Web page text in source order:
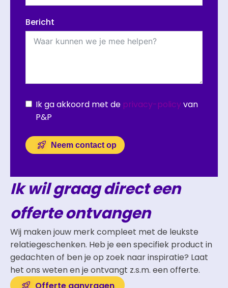
Bericht
Ik ga akkoord met de privacy-policyvan
P&P
Neem contact op
Ik wil graag direct een
offerte ontvangen
Wij maken jouw merk compleet met de leukste
relatiegeschenken. Heb je een specifiek product in
gedachten of ben je op zoek naar inspiratie? Laat
het ons weten en je ontvangt z.s.m. een offerte.